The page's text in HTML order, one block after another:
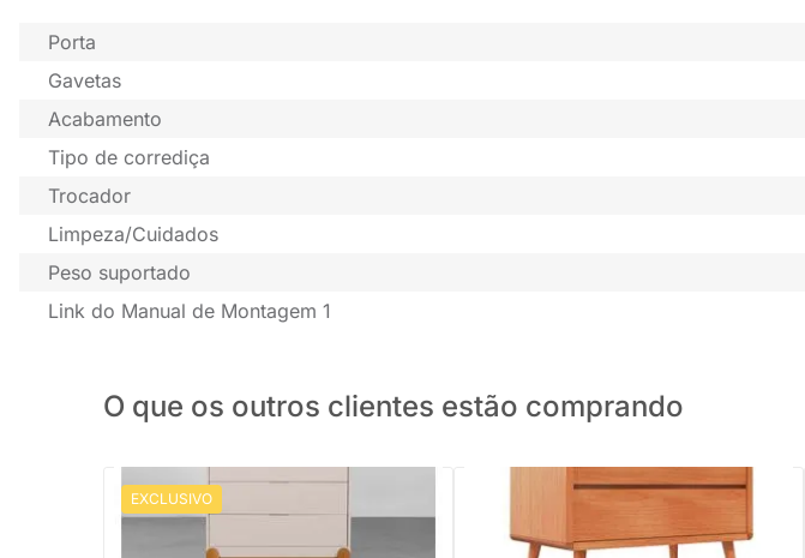
Porta
Gavetas
Acabamento
Tipo de corrediça
Trocador
Limpeza/Cuidados
Peso suportado
Link do Manual de Montagem 1
O que os outros clientes estão comprando
EXCLUSIVO PRONTA ENTREGA
Cômoda Lotus 4 Gavetas - Areia Fosco
Cômoda Sonhos Up 3 Gavetas - Madeira